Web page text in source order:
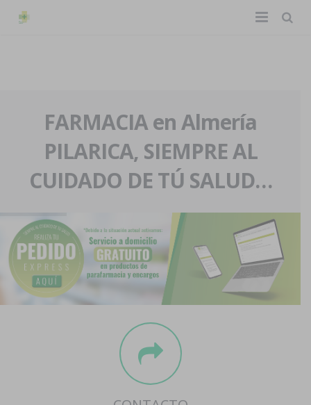
La farmacia
Nuestra historia
Nuestro equipo
Eventos
Servicios y reservas
Pedidos express
Blog
Contacto
Boletín
FARMACIA en Almería
PILARICA, SIEMPRE AL
CUIDADO DE TÚ SALUD…